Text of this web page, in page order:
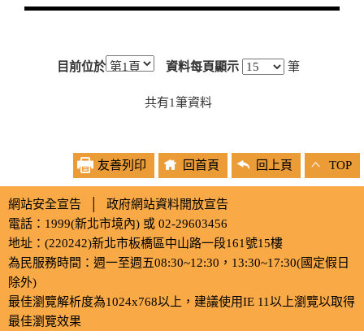
目前位於 資料每頁顯示 筆
共有1筆資料
友善列印 回首頁 回上頁 TOP
網站安全宣告
政府網站資料開放宣告
電話：1999(新北市境內) 或 02-29603456
地址：(220242)新北市板橋區中山路一段161號15樓
為民服務時間：週一至週五08:30~12:30，13:30~17:30(國定假日
除外)
最佳瀏覽解析度為1024x768以上，建議使用IE 11以上瀏覽以取得
最佳瀏覽效果